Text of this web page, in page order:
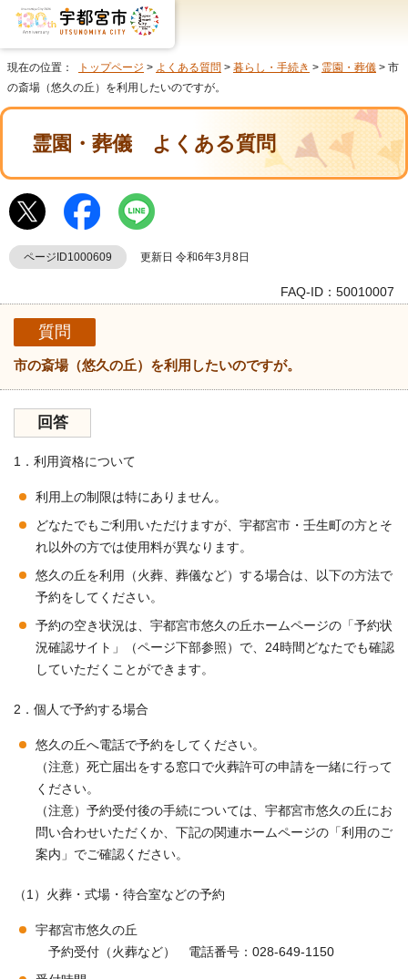
現在の位置： トップページ > よくある質問 > 暮らし・手続き > 霊園・葬儀 > 市
の斎場（悠久の丘）を利用したいのですが。
霊園・葬儀 よくある質問
ページID1000609 更新日 令和6年3月8日
FAQ-ID：50010007
質問
市の斎場（悠久の丘）を利用したいのですが。
回答
1．利用資格について
利用上の制限は特にありません。
どなたでもご利用いただけますが、宇都宮市・壬生町の方とそ
れ以外の方では使用料が異なります。
悠久の丘を利用（火葬、葬儀など）する場合は、以下の方法で
予約をしてください。
予約の空き状況は、宇都宮市悠久の丘ホームページの「予約状
況確認サイト」（ページ下部参照）で、24時間どなたでも確認
していただくことができます。
2．個人で予約する場合
悠久の丘へ電話で予約をしてください。
（注意）死亡届出をする窓口で火葬許可の申請を一緒に行って
ください。
（注意）予約受付後の手続については、宇都宮市悠久の丘にお
問い合わせいただくか、下記の関連ホームページの「利用のご
案内」でご確認ください。
（1）火葬・式場・待合室などの予約
宇都宮市悠久の丘
予約受付（火葬など） 電話番号：028-649-1150